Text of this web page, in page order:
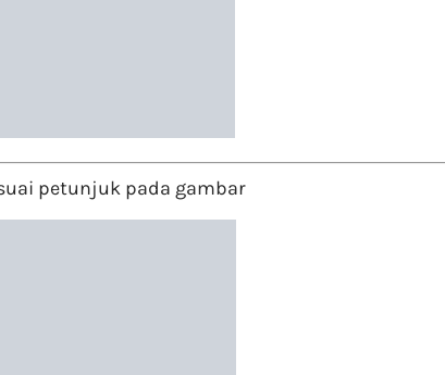
petunjuk pada gambar